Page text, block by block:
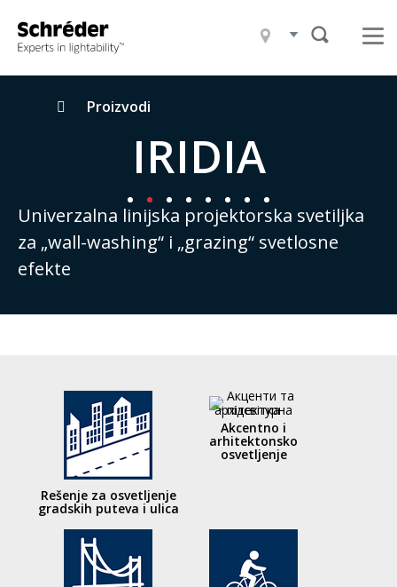
Projekti
Čime se bavimo
Ko smo mi
Održivost
Kontakt
Breadcrumbs
Proizvodi
IRIDIA
Univerzalna linijska projektorska svetiljka
za „wall-washing“ i „grazing“ svetlosne
efekte
Rešenje za osvetljenje
gradskih puteva i ulica
Akcentno i
arhitektonsko
osvetljenje